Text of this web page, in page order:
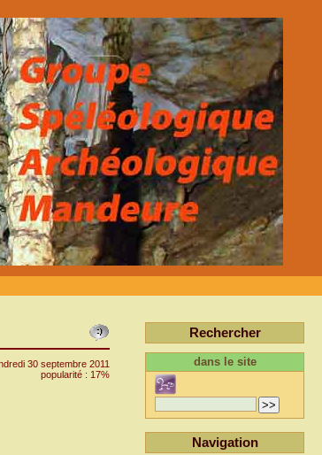
30 septembre 2011
popularité : 17%
Rechercher
dans le site
Navigation